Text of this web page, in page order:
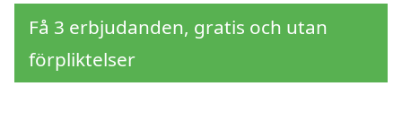
Få 3 erbjudanden, gratis och utan
förpliktelser